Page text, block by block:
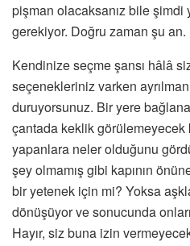
pişman olacaksanız bile şimdi
gerekiyor. Doğru zaman şu an.
Kendinize seçme şansı hâlâ
seçenekleriniz varken
duruyorsunuz. Bir yere
çantada keklik
yapanlara neler olduğunu
şey olmamış gibi kapının
bir yetenek için mi? Yoksa
dönüşüyor ve sonucunda
Hayır, siz buna izin